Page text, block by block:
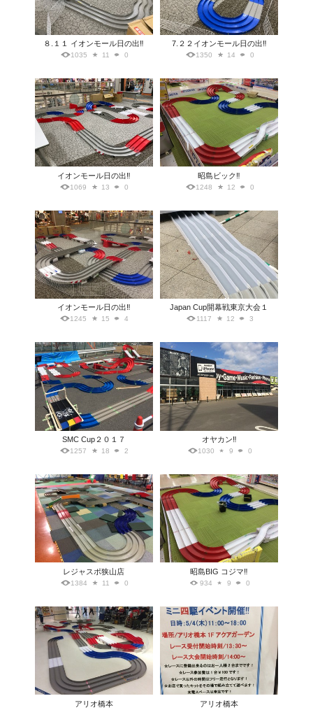
８.１１ イオンモール日の出‼️
1035 11 0
7.２２イオンモール日の出‼️
1350 14 0
イオンモール日の出‼️
1069 13 0
昭島ビック‼️
1248 12 0
イオンモール日の出‼️
1245 15 4
Japan Cup開幕戦東京大会１
1117 12 3
SMC Cup２０１７
1257 18 2
オヤカン‼️
1030 9 0
レジャスポ狭山店
1384 11 0
昭島BIG コジマ‼️
934 9 0
アリオ橋本 アリオ橋本